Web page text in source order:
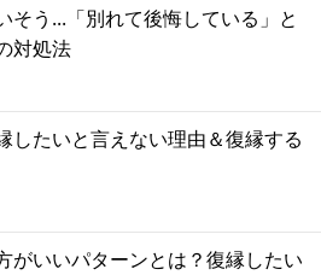
そう...「別れて後悔している」と
対処法
したいと言えない理由＆復縁する
がいいパターンとは？復縁したい